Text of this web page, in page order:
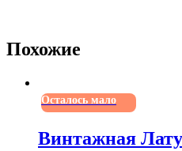
старинныйподсвечник
уникальныйдекор
Уют
элегантныйдекор
Похожие
Осталось мало
Винтажная